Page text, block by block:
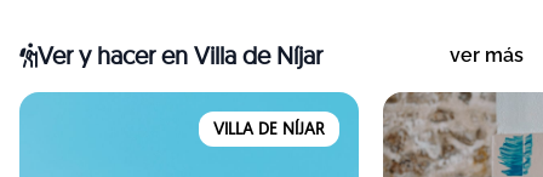
Ver y haceren Villa de Níjar ver más
VILLA DE NÍJAR